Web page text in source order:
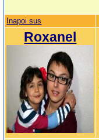
Inapoi sus
Roxanel